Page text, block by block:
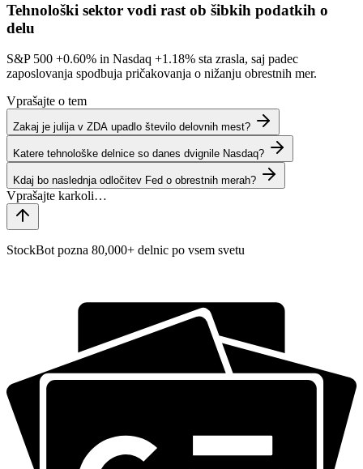
Tehnološki sektor vodi rast ob šibkih podatkih o
delu
S&P 500 +0.60% in Nasdaq +1.18% sta zrasla, saj padec
zaposlovanja spodbuja pričakovanja o nižanju obrestnih mer.
Vprašajte o tem
Zakaj je julija v ZDA upadlo število delovnih mest?
Katere tehnološke delnice so danes dvignile Nasdaq?
Kdaj bo naslednja odločitev Fed o obrestnih merah?
StockBot pozna 80,000+ delnic po vsem svetu